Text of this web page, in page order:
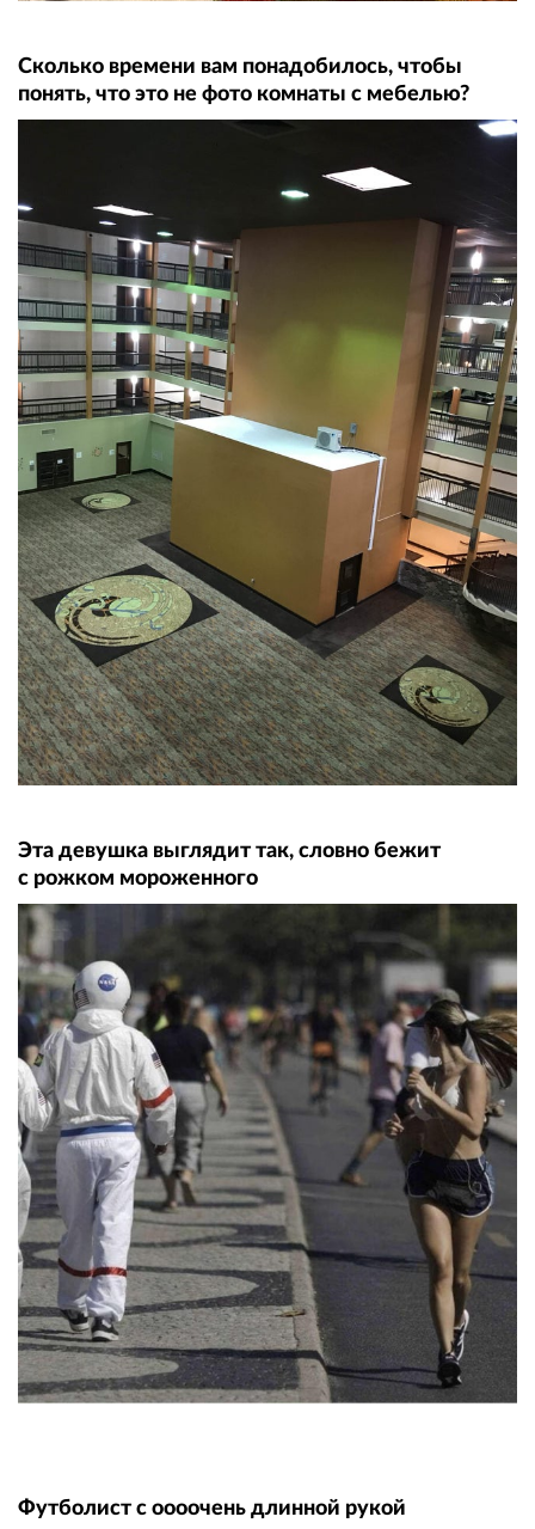
Сколько времени вам понадобилось, чтобы
понять, что это не фото комнаты с мебелью?
Эта девушка выглядит так, словно бежит
с рожком мороженного
Футболист с оооочень длинной рукой